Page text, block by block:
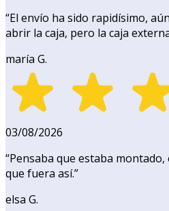
“El envío ha sido rapidísimo,
abrir la caja, pero la caja
maría G.
03/08/2026
“Pensaba que estaba
que fuera así.”
elsa G.